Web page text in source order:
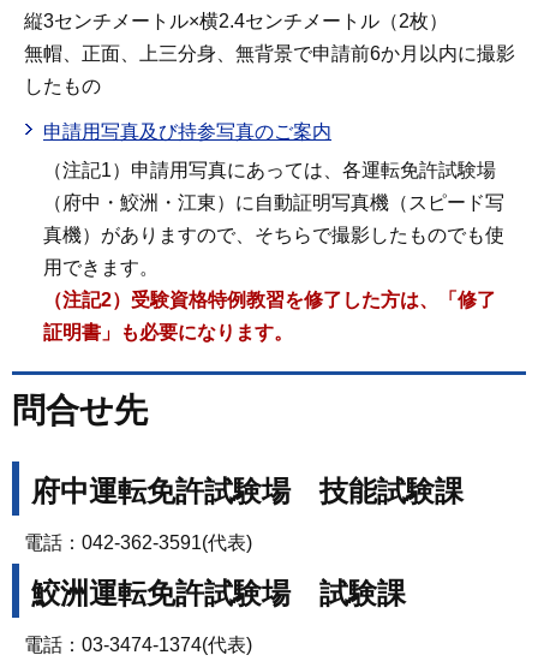
縦3センチメートル×横2.4センチメートル（2枚）
無帽、正面、上三分身、無背景で申請前6か月以内に撮影
したもの
申請用写真及び持参写真のご案内
（注記1）申請用写真にあっては、各運転免許試験場
（府中・鮫洲・江東）に自動証明写真機（スピード写
真機）がありますので、そちらで撮影したものでも使
用できます。
（注記2）受験資格特例教習を修了した方は、「修了
証明書」も必要になります。
問合せ先
府中運転免許試験場 技能試験課
電話：042-362-3591(代表)
鮫洲運転免許試験場 試験課
電話：03-3474-1374(代表)